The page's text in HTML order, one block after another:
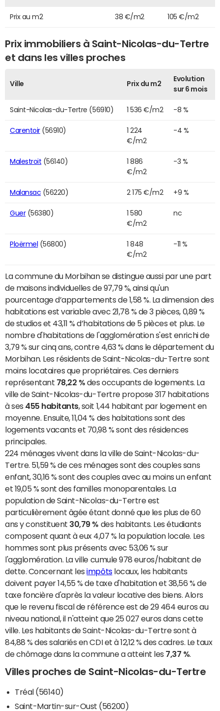
Prix au m2 38 €/m2 105 €/m2
Prix immobiliers à Saint-Nicolas-du-Tertre
et dans les villes proches
Ville Prix du m2
Evolution
sur 6 mois
Saint-Nicolas-du-Tertre (56910) 1 536 €/m2 -8 %
Carentoir(56910)
1 224
€/m2
-4 %
Malestroit (56140)
1 886
€/m2
-3 %
Malansac (56220) 2 175 €/m2 +9 %
Guer(56380)
1 580
€/m2
nc
Ploërmel (56800)
1 848
€/m2
-11 %
La commune du Morbihan se distingue aussi par une part
de maisons individuelles de 97,79 %, ainsi qu'un
pourcentage d’appartements de 1,58 %. La dimension des
habitations est variable avec 21,78 % de 3 pièces, 0,89 %
de studios et 43,11 % d’habitations de 5 pièces et plus. Le
nombre d'habitations de l'agglomération s'est enrichi de
3,79 % sur cinq ans, contre 4,63 % dans le département du
Morbihan. Les résidents de Saint-Nicolas-du-Tertre sont
moins locataires que propriétaires. Ces derniers
représentant 78,22 % des occupants de logements. La
ville de Saint-Nicolas-du-Tertre propose 317 habitations
à ses 455 habitants, soit 1,44 habitant par logement en
moyenne. Ensuite, 11,04 % des habitations sont des
logements vacants et 70,98 % sont des résidences
principales.
224 ménages vivent dans la ville de Saint-Nicolas-du-
Tertre. 51,59 % de ces ménages sont des couples sans
enfant, 30,16 % sont des couples avec au moins un enfant
et 19,05 % sont des familles monoparentales. La
population de Saint-Nicolas-du-Tertre est
particulièrement âgée étant donné que les plus de 60
ans y constituent 30,79 % des habitants. Les étudiants
composent quant à eux 4,07 % la population locale. Les
hommes sont plus présents avec 53,06 % sur
l'agglomération. La ville cumule 978 euros/habitant de
dette. Concernant lesimpôtslocaux, les habitants
doivent payer 14,55 % de taxe d'habitation et 38,56 % de
taxe foncière d'après la valeur locative des biens. Alors
que le revenu fiscal de référence est de 29 464 euros au
niveau national, il n'atteint que 25 027 euros dans cette
ville. Les habitants de Saint-Nicolas-du-Tertre sont à
84,88 % des salariés en CDI et à 12,12 % des cadres. Le taux
de chômage dans la commune a atteint les 7,37 %
Villes proches de Saint-Nicolas-du-Tertre
Tréal (56140)
Saint-Martin-sur-Oust (56200)